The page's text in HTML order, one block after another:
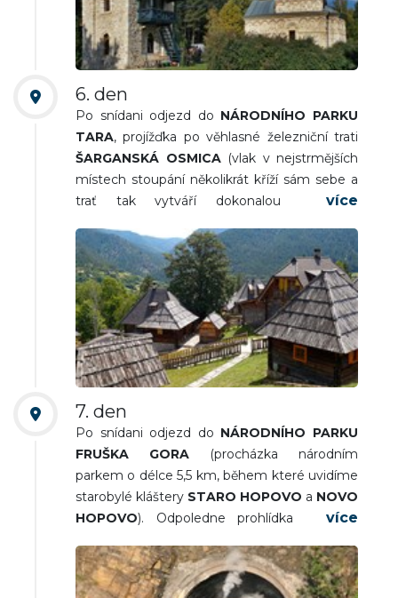
6. den
Po snídani odjezd do NÁRODNÍHO PARKU
TARA, projížďka po věhlasné železniční trati
ŠARGANSKÁ OSMICA (vlak v nejstrmějších
místech stoupání několikrát kříží sám sebe a
trať tak vytváří dokonalou osmičku),
balkánského filmu Emira Kusturici „Život je
zázrak”). OdpoledneKADINJAČA(velkolepý
pamětní komplex padlým partyzánům) a v
podvečer zastávka v městečkuUŽICE
(včetně zastávky u ikonického hotelu
Zlatibor). Návrat na ubytování. Večeře a
nocleh.
7. den
Po snídani odjezd do NÁRODNÍHO PARKU
FRUŠKA GORA
(procházka národním
parkem o délce 5,5 km, během které uvidíme
starobylé kláštery STARO HOPOVO a NOVO
HOPOVO). Odpoledne prohlídka druhého
NOVÉHO SADU(pevnost Petrovaradin,
historické centrum města s náměstím